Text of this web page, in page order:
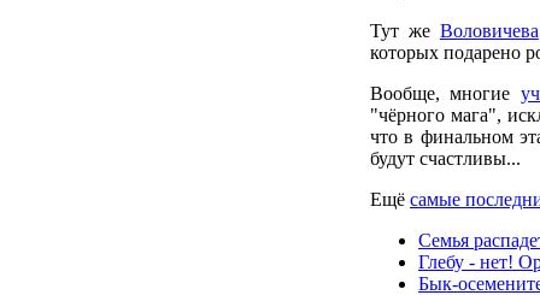
Тут же Воловичева
которых подарено
Вообще, многие
"чёрного мага",
что в финальном
будут счастливы...
Ещё самые
Семья
Глебу - нет!
Бык-